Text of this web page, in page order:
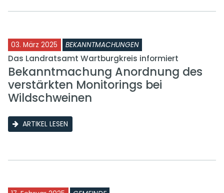
03. März 2025 BEKANNTMACHUNGEN
Das Landratsamt Wartburgkreis informiert
Bekanntmachung Anordnung des
verstärkten Monitorings bei
Wildschweinen
ARTIKEL LESEN